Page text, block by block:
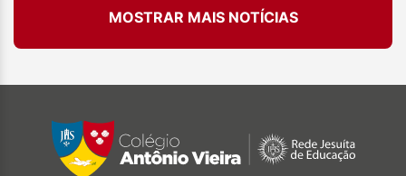
MOSTRAR MAIS NOTÍCIAS